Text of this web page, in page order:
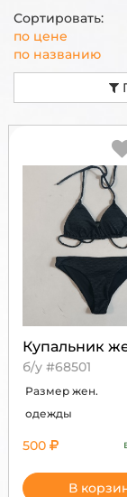
Сортировать:
по цене
по названию
Купальник
б/у #68501
Размер жен.
одежды
500
В